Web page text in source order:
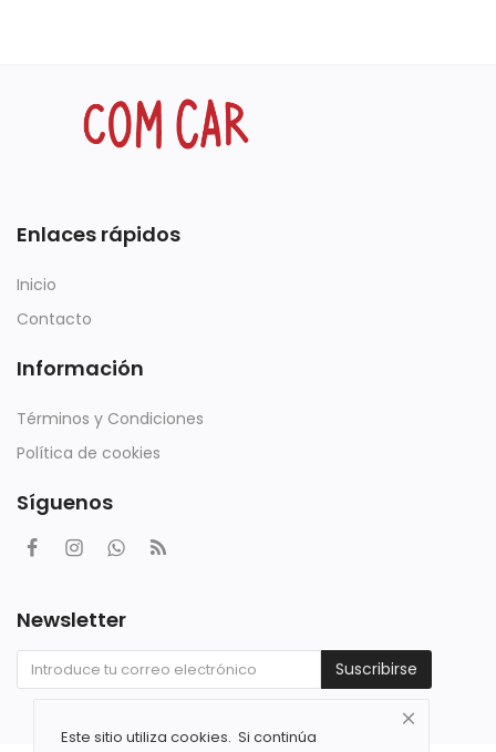
Enlaces rápidos
Inicio
Contacto
Información
Términos y Condiciones
Política de cookies
Síguenos
Newsletter
Suscribirse
Este sitio utiliza cookies. Si continúa